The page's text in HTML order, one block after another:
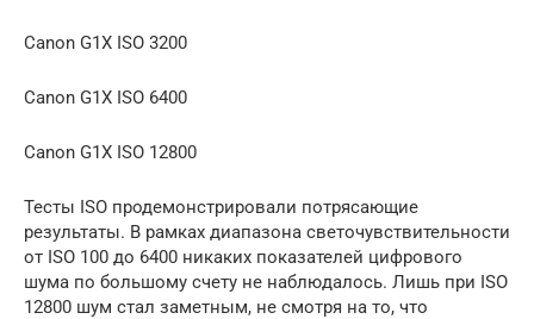
Canon G1X ISO 3200
Canon G1X ISO 6400
Canon G1X ISO 12800
Тесты ISO продемонстрировали потрясающие
результаты. В рамках диапазона светочувствительности
от ISO 100 до 6400 никаких показателей цифрового
шума по большому счету не наблюдалось. Лишь при ISO
12800 шум стал заметным, не смотря на то, что